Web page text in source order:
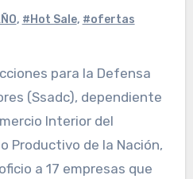
, #Hot Sale, #ofertas
(Ssadc), dependiente
Interior del
Productivo de la Nación,
a 17 empresas que